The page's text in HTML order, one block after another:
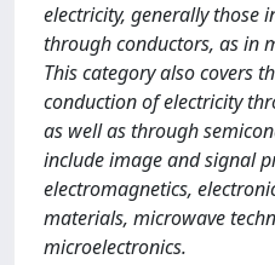
electricity, generally those
through conductors, as in
This category also covers
conduction of electricity
as well as through
include image and signal
electromagnetics,
materials, microwave
microelectronics.